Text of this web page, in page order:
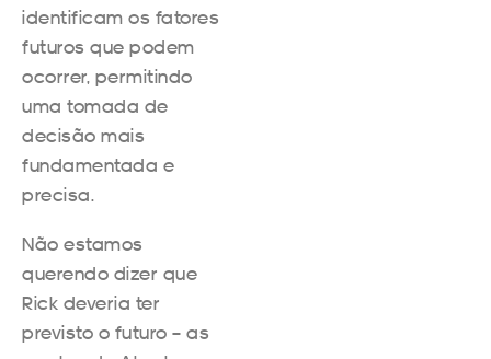
identificam os fatores
futuros que podem
ocorrer, permitindo
uma tomada de
decisão mais
fundamentada e
precisa.
Não estamos
querendo dizer que
Rick deveria ter
previsto o futuro – as